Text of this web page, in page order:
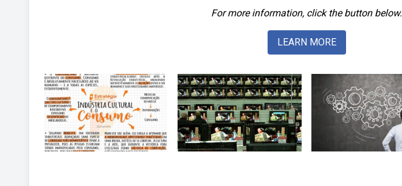
For more information, click the button below.
LEARN MORE